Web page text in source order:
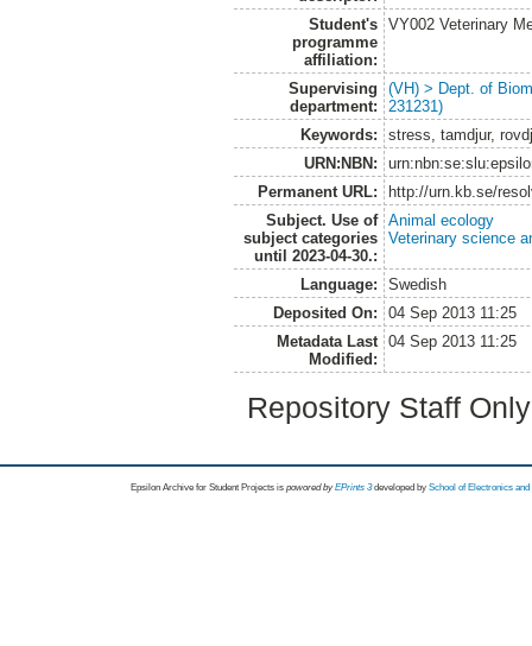
Student's
programme
affiliation:
VY002 Veterinary
Supervising
department:
(VH) > Dept. of
231231)
Keywords:
stress, tamdjur,
URN:NBN:
Permanent URL:
http://urn.kb.se/
Subject. Use of
subject categories
until 2023-04-30.:
Animal ecology
Veterinary science
Language:
Swedish
Deposited On:
04 Sep 2013 11:25
Metadata Last
Modified:
04 Sep 2013 11:25
Repository Staff
Epsilon Archive for Student Projects is powored byEPrints 3 developed by School of Electronics